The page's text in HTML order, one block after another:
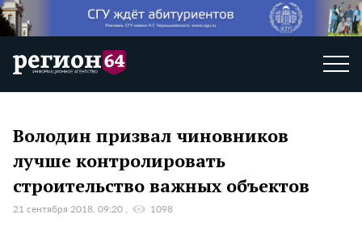
Володин призвал чиновников
лучше контролировать
строительство важных объектов
21 сентября 2018, 09:20 1098